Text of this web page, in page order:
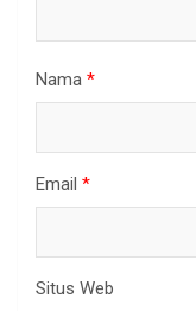
Nama *
Email *
Situs Web